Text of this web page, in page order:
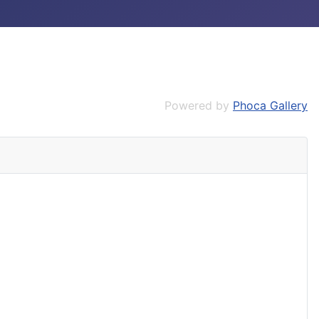
Powered by Phoca Gallery